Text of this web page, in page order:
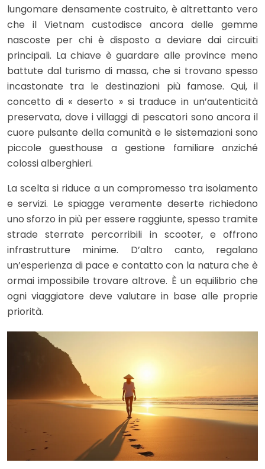
lungomare densamente costruito, è altrettanto vero
che il Vietnam custodisce ancora delle gemme
nascoste per chi è disposto a deviare dai circuiti
principali. La chiave è guardare alle province meno
battute dal turismo di massa, che si trovano spesso
incastonate tra le destinazioni più famose. Qui, il
concetto di « deserto » si traduce in un’autenticità
preservata, dove i villaggi di pescatori sono ancora il
cuore pulsante della comunità e le sistemazioni sono
piccole guesthouse a gestione familiare anziché
colossi alberghieri.
La scelta si riduce a un compromesso tra isolamento
e servizi. Le spiagge veramente deserte richiedono
uno sforzo in più per essere raggiunte, spesso tramite
strade sterrate percorribili in scooter, e offrono
infrastrutture minime. D’altro canto, regalano
un’esperienza di pace e contatto con la natura che è
ormai impossibile trovare altrove. È un equilibrio che
ogni viaggiatore deve valutare in base alle proprie
priorità.